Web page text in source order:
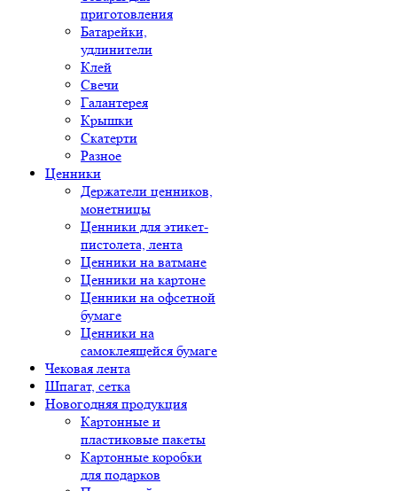
приготовления
Батарейки,
удлинители
Клей
Свечи
Галантерея
Крышки
Скатерти
Разное
Ценники
Держатели ценников,
монетницы
Ценники для этикет-
пистолета, лента
Ценники на ватмане
Ценники на картоне
Ценники на офсетной
бумаге
Ценники на
самоклеящейся бумаге
Чековая лента
Шпагат, сетка
Новогодняя продукция
Картонные и
пластиковые пакеты
Картонные коробки
для подарков